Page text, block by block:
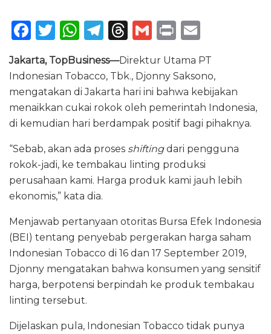
F
c
e
b
o
o
k
T
w
it
te
r
W
h
a
ts
A
p
p
T
e
g
ra
m
T
h
re
a
d
s
G
ai
l
P
n
t
ai
l
Jakarta, TopBusiness—Direktur Utama PT
Indonesian Tobacco, Tbk., Djonny Saksono,
mengatakan di Jakarta hari ini bahwa kebijakan
menaikkan cukai rokok oleh pemerintah Indonesia,
di kemudian hari berdampak positif bagi pihaknya.
“Sebab, akan ada proses shiftingdari pengguna
rokok-jadi, ke tembakau linting produksi
perusahaan kami. Harga produk kami jauh lebih
ekonomis,” kata dia.
Menjawab pertanyaan otoritas Bursa Efek Indonesia
(BEI) tentang penyebab pergerakan harga saham
Indonesian Tobacco di 16 dan 17 September 2019,
Djonny mengatakan bahwa konsumen yang sensitif
harga, berpotensi berpindah ke produk tembakau
linting tersebut.
Dijelaskan pula, Indonesian Tobacco tidak punya